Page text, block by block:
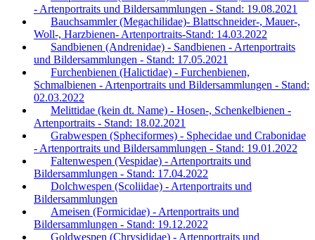
- Artenportraits und Bildersammlungen - Stand: 19.08.2021
Bauchsammler (Megachilidae)- Blattschneider-, Mauer-,
Woll-, Harzbienen- Artenportraits-Stand: 14.03.2022
Sandbienen (Andrenidae) - Sandbienen - Artenportraits
und Bildersammlungen - Stand: 17.05.2021
Furchenbienen (Halictidae) - Furchenbienen,
Schmalbienen - Artenportraits und Bildersammlungen - Stand:
02.03.2022
Melittidae (kein dt. Name) - Hosen-, Schenkelbienen -
Artenportraits - Stand: 18.02.2021
Grabwespen (Spheciformes) - Sphecidae und Crabonidae
- Artenportraits und Bildersammlungen - Stand: 19.01.2022
Faltenwespen (Vespidae) - Artenportraits und
Bildersammlungen - Stand: 17.04.2022
Dolchwespen (Scoliidae) - Artenportraits und
Bildersammlungen
Ameisen (Formicidae) - Artenportraits und
Bildersammlungen - Stand: 19.12.2022
Goldwespen (Chrysididae) - Artenportraits und